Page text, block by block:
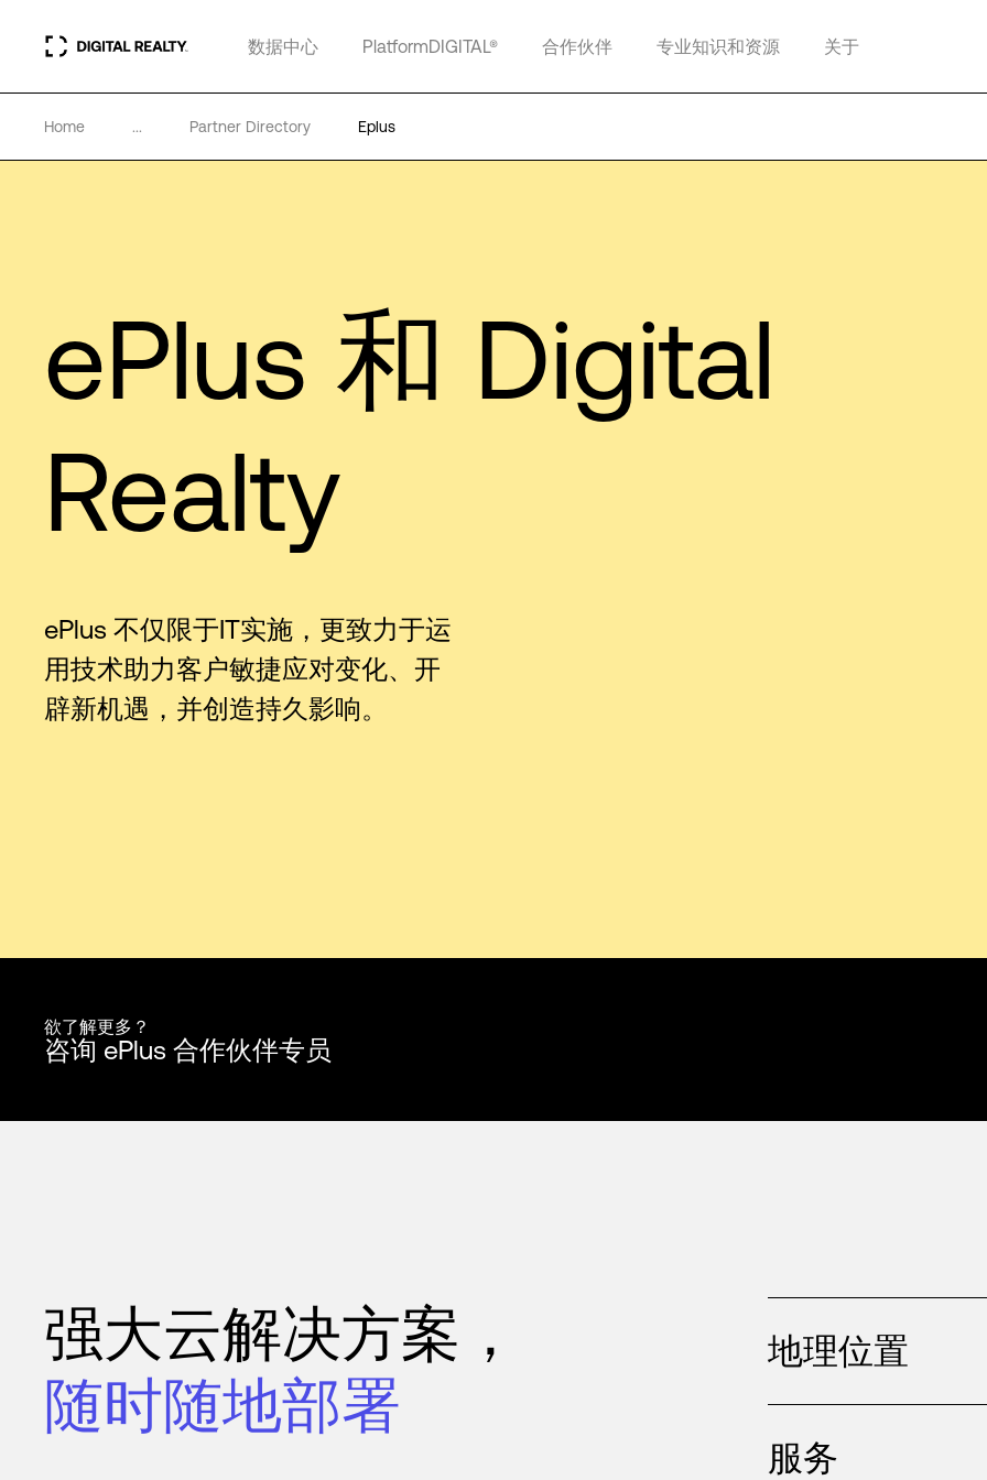
数据中心 PlatformDIGITAL® 合作伙伴 专业知识和资源 关于
Home ... Partner Directory Eplus
ePlus 和 Digital
Realty
ePlus 不仅限于IT实施，更致力于运
用技术助力客户敏捷应对变化、开
辟新机遇，并创造持久影响。
欲了解更多？
咨询 ePlus 合作伙伴专员
强大云解决方案，
随时随地部署
地理位置
服务